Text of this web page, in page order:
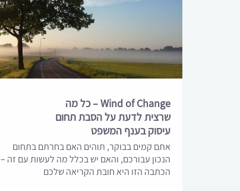
Wind of Change – כל מה
שרצית לדעת על הסבת תחום
עיסוק בענף המשפט
אתם קמים בבוקר, תוהים האם בחרתם בתחום
הנכון עבורכם, והאם יש בכלל מה לעשות עם זה –
הכתבה הזו היא חובת הקריאה שלכם